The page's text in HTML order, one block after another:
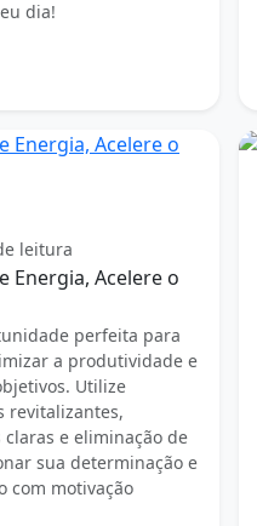
dia!
leitura
Energia, Acelere o
perfeita para
a produtividade e
Utilize
revitalizantes,
e eliminação de
sua determinação e
com motivação